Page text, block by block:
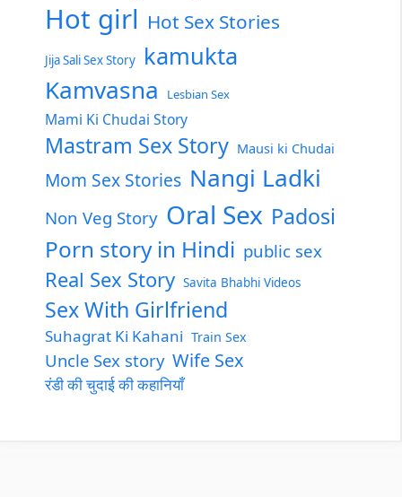
Hot girl Hot Sex Stories
Jija Sali Sex Story kamukta
Kamvasna Lesbian Sex
Mami Ki Chudai Story
Mastram Sex Story Mausi ki Chudai
Mom Sex Stories Nangi Ladki
Non Veg Story Oral Sex Padosi
Porn story in Hindi public sex
Real Sex Story Savita Bhabhi Videos
Sex With Girlfriend
Suhagrat Ki Kahani Train Sex
Uncle Sex story Wife Sex
रंडी की चुदाई की कहानियाँ